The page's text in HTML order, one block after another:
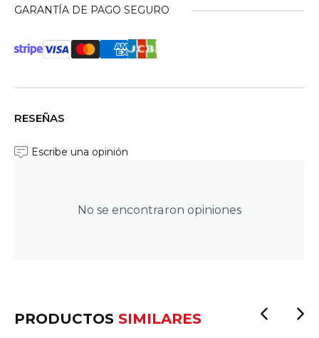
GARANTÍA DE PAGO SEGURO
RESEÑAS
No se encontraron opiniones
Escribe una opinión
PRODUCTOS SIMILARES